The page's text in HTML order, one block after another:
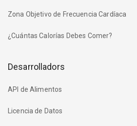
Zona Objetivo de Frecuencia Cardíaca
¿Cuántas Calorías Debes Comer?
Desarrolladors
API de Alimentos
Licencia de Datos